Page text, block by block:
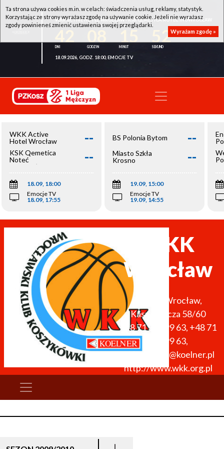
WKK ACTIVE HOTEL WROCŁAW - KSK QEMETICA NOTEĆ INOWROCŁAW
52
18.09.2026, GODZ. 18:00, EMOCJE TV
WKK Active
Hotel Wrocław
--
KSK Qemetica
Noteć
Inowrocław
--
18.09, 18:00
Emocje TV
18.09, 17:55
BS Polonia Bytom --
Miasto Szkła
Krosno
--
19.09, 15:00
Emocje TV
19.09, 14:55
WKK
Wrocław
Wrocław,
Kasprowicza 58/60
+48 71 327 99 63, +48 71
327 99 63,
wkk.obiekty@koelner.pl
http://www.wkk.org.pl
Ta strona używa cookies m.in. w celach: świadczenia usług, reklamy, statystyk.
Korzystając ze strony wyrażasz zgodę na używanie cookie. Jeżeli nie wyrażasz
zgody powinieneś zmienić ustawienia swojej przeglądarki.
Wyrażam zgodę »